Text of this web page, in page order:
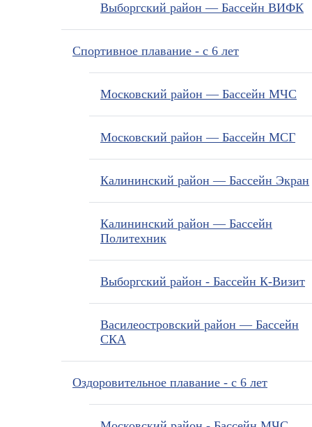
Выборгский район — Бассейн ВИФК
Спортивное плавание - с 6 лет
Московский район — Бассейн МЧС
Московский район — Бассейн МСГ
Калининский район — Бассейн Экран
Калининский район — Бассейн
Политехник
Выборгский район - Бассейн К-Визит
Василеостровский район — Бассейн
СКА
Оздоровительное плавание - с 6 лет